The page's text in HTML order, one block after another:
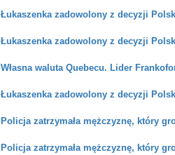
Łukaszenka zadowolony z decyzji
Łukaszenka zadowolony z decyzji
Własna waluta Quebecu. Lider
Łukaszenka zadowolony z decyzji
Policja zatrzymała mężczyznę, który
Policja zatrzymała mężczyznę, który